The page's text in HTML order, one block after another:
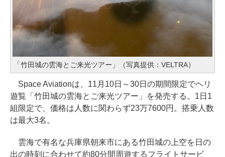
「竹田城の雲海とご来光ツアー」（写真提供：VELTRA）
Space Aviationは、11月10日～30日の期間限定でヘリ
遊覧「竹田城の雲海とご来光ツアー」を発売する。1日1
組限定で、価格は人数に関わらず23万7600円。搭乗人数
は最大3名。
雲海で有名な兵庫県朝来市にある竹田城の上空を日の
出の時刻に合わせて約80分間周遊するフライトサービ